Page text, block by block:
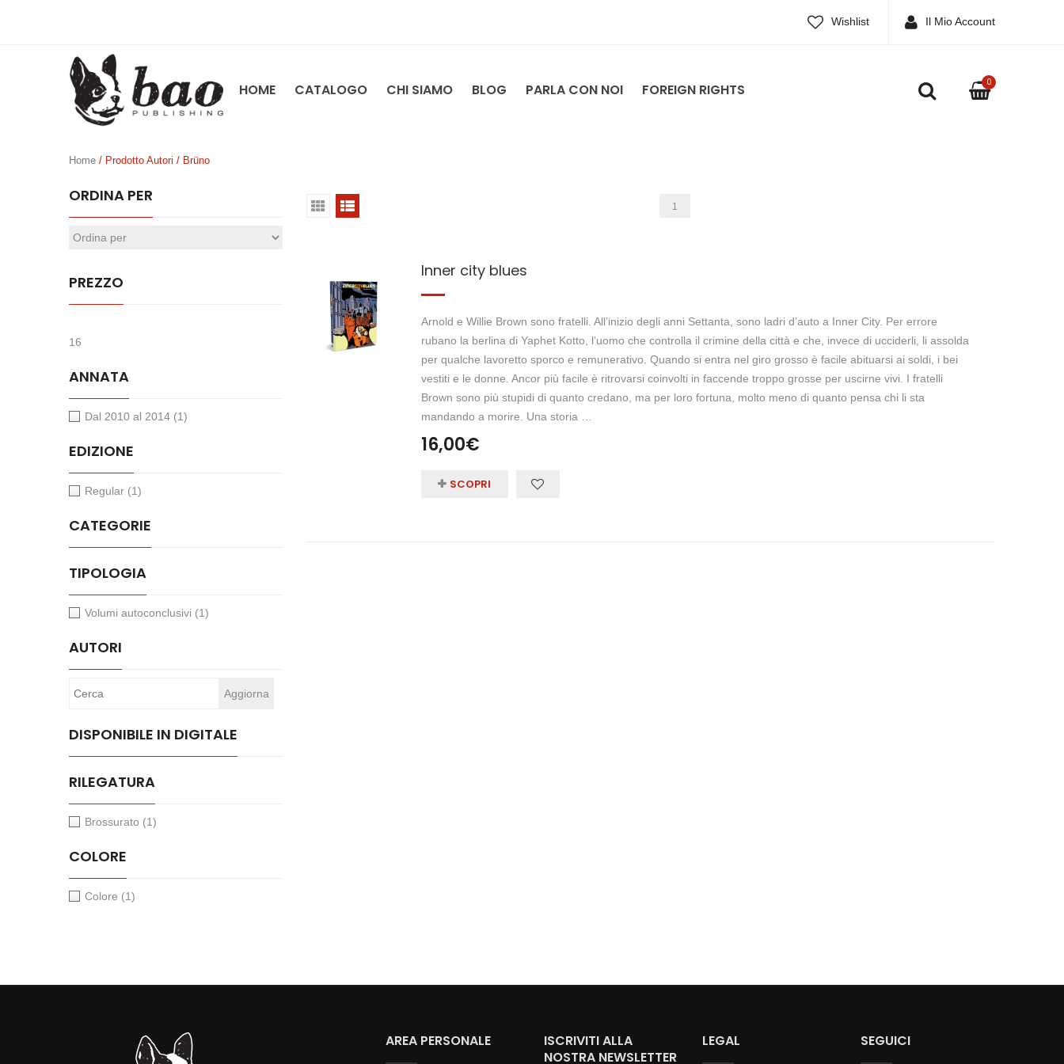
Wishlist Il Mio Account
HOME CATALOGO CHI SIAMO BLOG PARLA CON NOI FOREIGN RIGHTS 0
Home / Prodotto Autori / Brüno
ORDINA PER
PREZZO
16
ANNATA
Dal 2010 al 2014 (1)
EDIZIONE
Regular (1)
CATEGORIE
TIPOLOGIA
Volumi autoconclusivi (1)
AUTORI
DISPONIBILE IN DIGITALE
RILEGATURA
Brossurato (1)
COLORE
Colore (1)
1
Inner city blues
Arnold e Willie Brown sono fratelli. All’inizio degli anni Settanta, sono ladri d’auto a Inner City. Per errore
rubano la berlina di Yaphet Kotto, l’uomo che controlla il crimine della città e che, invece di ucciderli, li assolda
per qualche lavoretto sporco e remunerativo. Quando si entra nel giro grosso è facile abituarsi ai soldi, i bei
vestiti e le donne. Ancor più facile è ritrovarsi coinvolti in faccende troppo grosse per uscirne vivi. I fratelli
Brown sono più stupidi di quanto credano, ma per loro fortuna, molto meno di quanto pensa chi li sta
mandando a morire. Una storia …
16,00€
SCOPRI
AREA PERSONALE
ISCRIVITI ALLA
NOSTRA NEWSLETTER
LEGAL SEGUICI